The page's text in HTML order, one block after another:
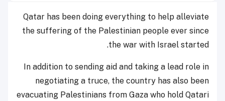
Qatar has been doing everything to help alleviate
the suffering of the Palestinian people ever since
the war with Israel started.
In addition to sending aid and taking a lead role in
negotiating a truce, the country has also been
evacuating Palestinians from Gaza who hold Qatari